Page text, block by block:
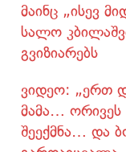
მაინც „ისევ
სალო
გვიზიარებს
ვიდეო: „ერთ
მამა…
შეექმნა… და